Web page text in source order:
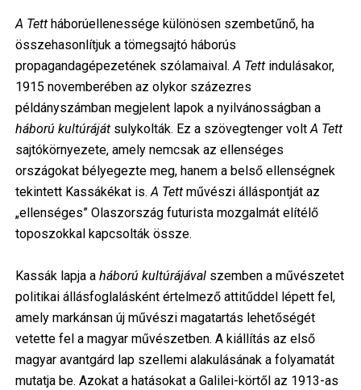
A Tettháborúellenessége különösen szembetűnő, ha
összehasonlítjuk a tömegsajtó háborús
propagandagépezetének szólamaival.A Tettindulásakor,
1915 novemberében az olykor százezres
példányszámban megjelent lapok a nyilvánosságban a
háború kultúrájátsulykolták. Ez a szövegtenger voltA Tett
sajtókörnyezete, amely nemcsak az ellenséges
országokat bélyegezte meg, hanem a belső ellenségnek
tekintett Kassákékat is.A Tettművészi álláspontját az
„ellenséges” Olaszország futurista mozgalmát elítélő
toposzokkal kapcsolták össze.
Kassák lapja a háború kultúrájávalszemben a művészetet
politikai állásfoglalásként értelmező attitűddel lépett fel,
amely markánsan új művészi magatartás lehetőségét
vetette fel a magyar művészetben. A kiállítás az első
magyar avantgárd lap szellemi alakulásának a folyamatát
mutatja be. Azokat a hatásokat a Galilei-körtől az 1913-as